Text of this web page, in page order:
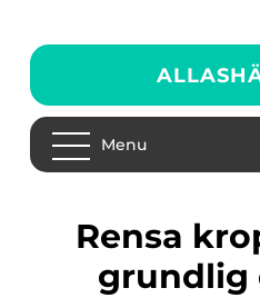
Menu
Rensa kroppen – En
grundlig